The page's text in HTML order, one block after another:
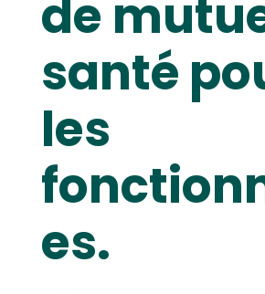
de
santé
les
es.